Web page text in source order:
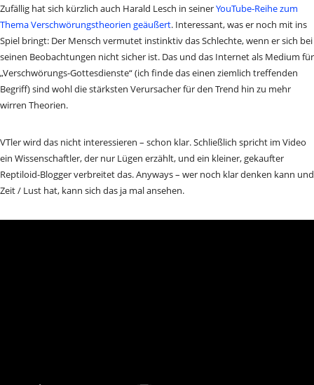
Zufällig hat sich kürzlich auch Harald Lesch in seinerYouTube-Reihe zum
Thema Verschwörungstheorien geäußert. Interessant, was er noch mit ins
Spiel bringt: Der Mensch vermutet instinktiv das Schlechte, wenn er sich bei
seinen Beobachtungen nicht sicher ist. Das und das Internet als Medium für
„Verschwörungs-Gottesdienste“ (ich finde das einen ziemlich treffenden
Begriff) sind wohl die stärksten Verursacher für den Trend hin zu mehr
wirren Theorien.
VTler wird das nicht interessieren – schon klar. Schließlich spricht im Video
ein Wissenschaftler, der nur Lügen erzählt, und ein kleiner, gekaufter
Reptiloid-Blogger verbreitet das. Anyways – wer noch klar denken kann und
Zeit / Lust hat, kann sich das ja mal ansehen.